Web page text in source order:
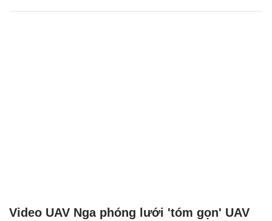
Video UAV Nga phóng lưới 'tóm gọn' UAV